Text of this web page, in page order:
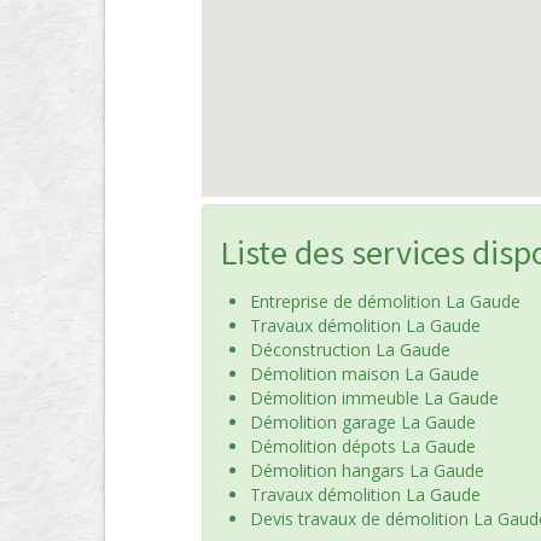
Liste des services
Entreprise de démolition La Gaude
Travaux démolition La Gaude
Déconstruction La Gaude
Démolition maison La Gaude
Démolition immeuble La Gaude
Démolition garage La Gaude
Démolition dépots La Gaude
Démolition hangars La Gaude
Travaux démolition La Gaude
Devis travaux de démolition La